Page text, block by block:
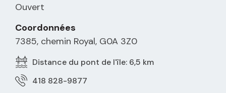
Ouvert
Coordonnées
7385, chemin Royal, G0A 3Z0
Distance du pont de l'île: 6,5 km
418 828-9877